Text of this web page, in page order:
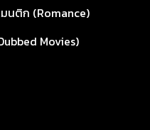
มนติก (Romance)
Movies)